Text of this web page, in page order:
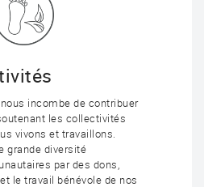
incombe de contribuer
les collectivités
vivons et travaillons.
grande diversité
par des dons,
le travail bénévole de nos